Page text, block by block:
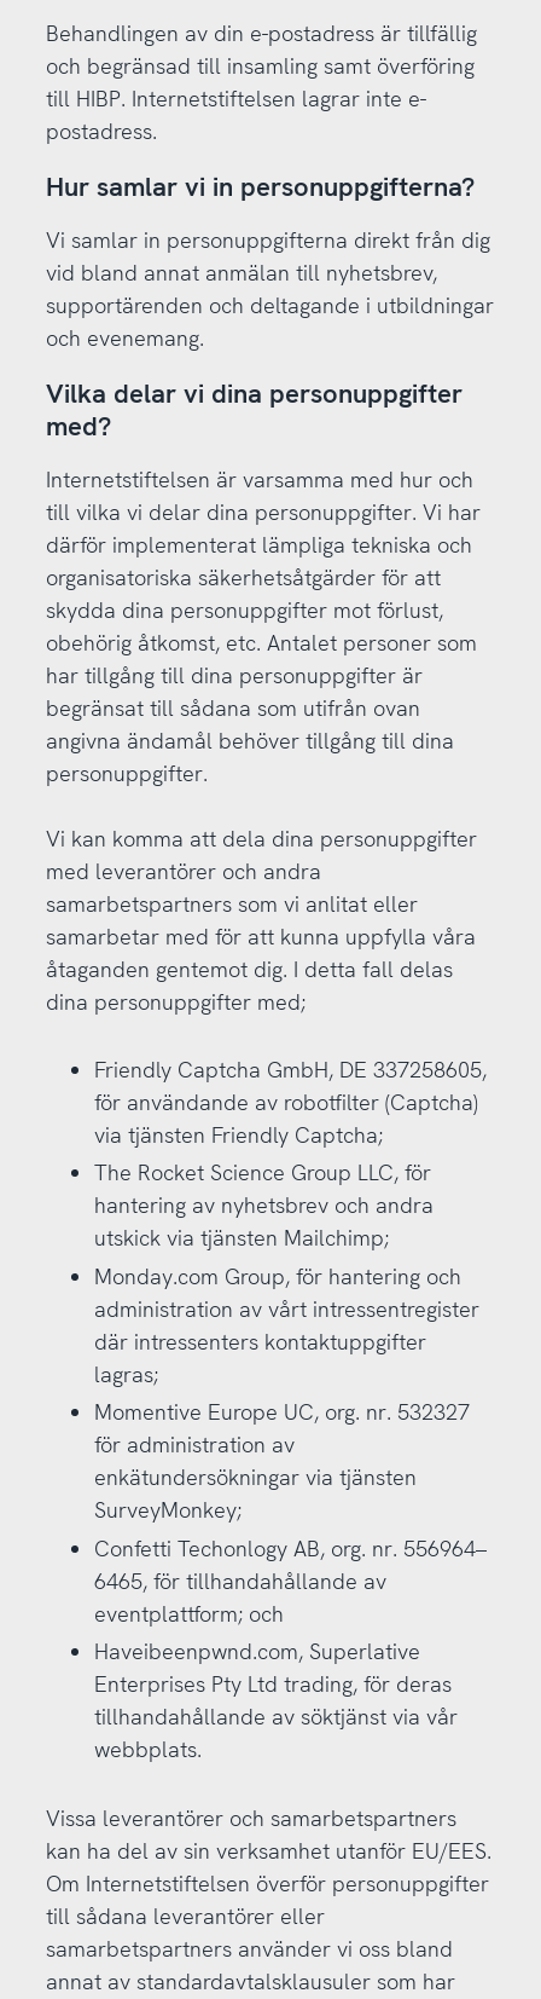
Behandlingen av din e-postadress är tillfällig
och begränsad till insamling samt överföring
till HIBP. Internetstiftelsen lagrar inte e-
postadress.
Hur samlar vi in personuppgifterna?
Vi samlar in personuppgifterna direkt från dig
vid bland annat anmälan till nyhetsbrev,
supportärenden och deltagande i utbildningar
och evenemang.
Vilka delar vi dina personuppgifter
med?
Internetstiftelsen är varsamma med hur och
till vilka vi delar dina personuppgifter. Vi har
därför implementerat lämpliga tekniska och
organisatoriska säkerhetsåtgärder för att
skydda dina personuppgifter mot förlust,
obehörig åtkomst, etc. Antalet personer som
har tillgång till dina personuppgifter är
begränsat till sådana som utifrån ovan
angivna ändamål behöver tillgång till dina
personuppgifter.
Vi kan komma att dela dina personuppgifter
med leverantörer och andra
samarbetspartners som vi anlitat eller
samarbetar med för att kunna uppfylla våra
åtaganden gentemot dig. I detta fall delas
dina personuppgifter med;
Friendly Captcha GmbH, DE 337258605,
för användande av robotfilter (Captcha)
via tjänsten Friendly Captcha;
The Rocket Science Group LLC, för
hantering av nyhetsbrev och andra
utskick via tjänsten Mailchimp;
Monday.com Group, för hantering och
administration av vårt intressentregister
där intressenters kontaktuppgifter
lagras;
Momentive Europe UC, org. nr. 532327
för administration av
enkätundersökningar via tjänsten
SurveyMonkey;
Confetti Techonlogy AB, org. nr. 556964–
6465, för tillhandahållande av
eventplattform; och
Haveibeenpwnd.com, Superlative
Enterprises Pty Ltd trading, för deras
tillhandahållande av söktjänst via vår
webbplats.
Vissa leverantörer och samarbetspartners
kan ha del av sin verksamhet utanför EU/EES.
Om Internetstiftelsen överför personuppgifter
till sådana leverantörer eller
samarbetspartners använder vi oss bland
annat av standardavtalsklausuler som har